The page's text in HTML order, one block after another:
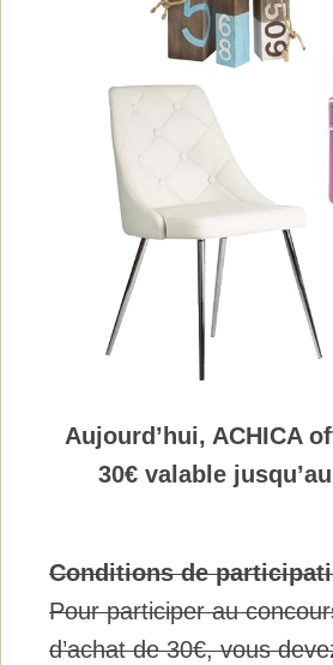
Aujourd’hui, ACHICA
30€ valable
Conditions de
Pour participer au
d’achat de 30€, vous